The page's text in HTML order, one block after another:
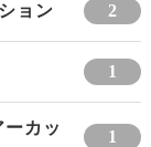
ョン 2
1
カッ
1